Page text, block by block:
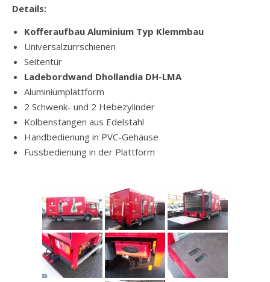
Details:
Kofferaufbau Aluminium Typ Klemmbau
Universalzurrschienen
Seitentür
Ladebordwand Dhollandia DH-LMA
Aluminiumplattform
2 Schwenk- und 2 Hebezylinder
Kolbenstangen aus Edelstahl
Handbedienung in PVC-Gehäuse
Fussbedienung in der Plattform